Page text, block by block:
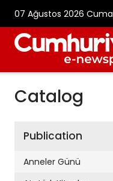
07 Ağustos 2026 Cuma
Catalog
Publication
Anneler Günü